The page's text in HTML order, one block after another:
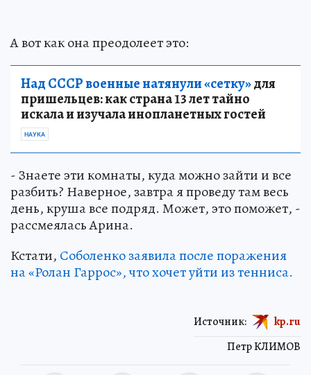
А вот как она преодолеет это:
Над СССР военные натянули «сетку»для
пришельцев: как страна 13 лет тайно
искала и изучала инопланетных гостей
НАУКА
- Знаете эти комнаты, куда можно зайти и все
разбить? Наверное, завтра я проведу там весь
день, круша все подряд. Может, это поможет, -
рассмеялась Арина.
Кстати, Соболенко заявила после поражения
на «Ролан Гаррос», что хочет уйти из тенниса.
Петр КЛИМОВ
Источник: kp.ru